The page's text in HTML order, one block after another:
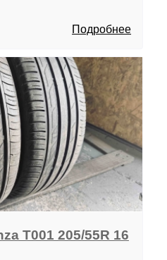
Подробнее
T001 205/55R 16